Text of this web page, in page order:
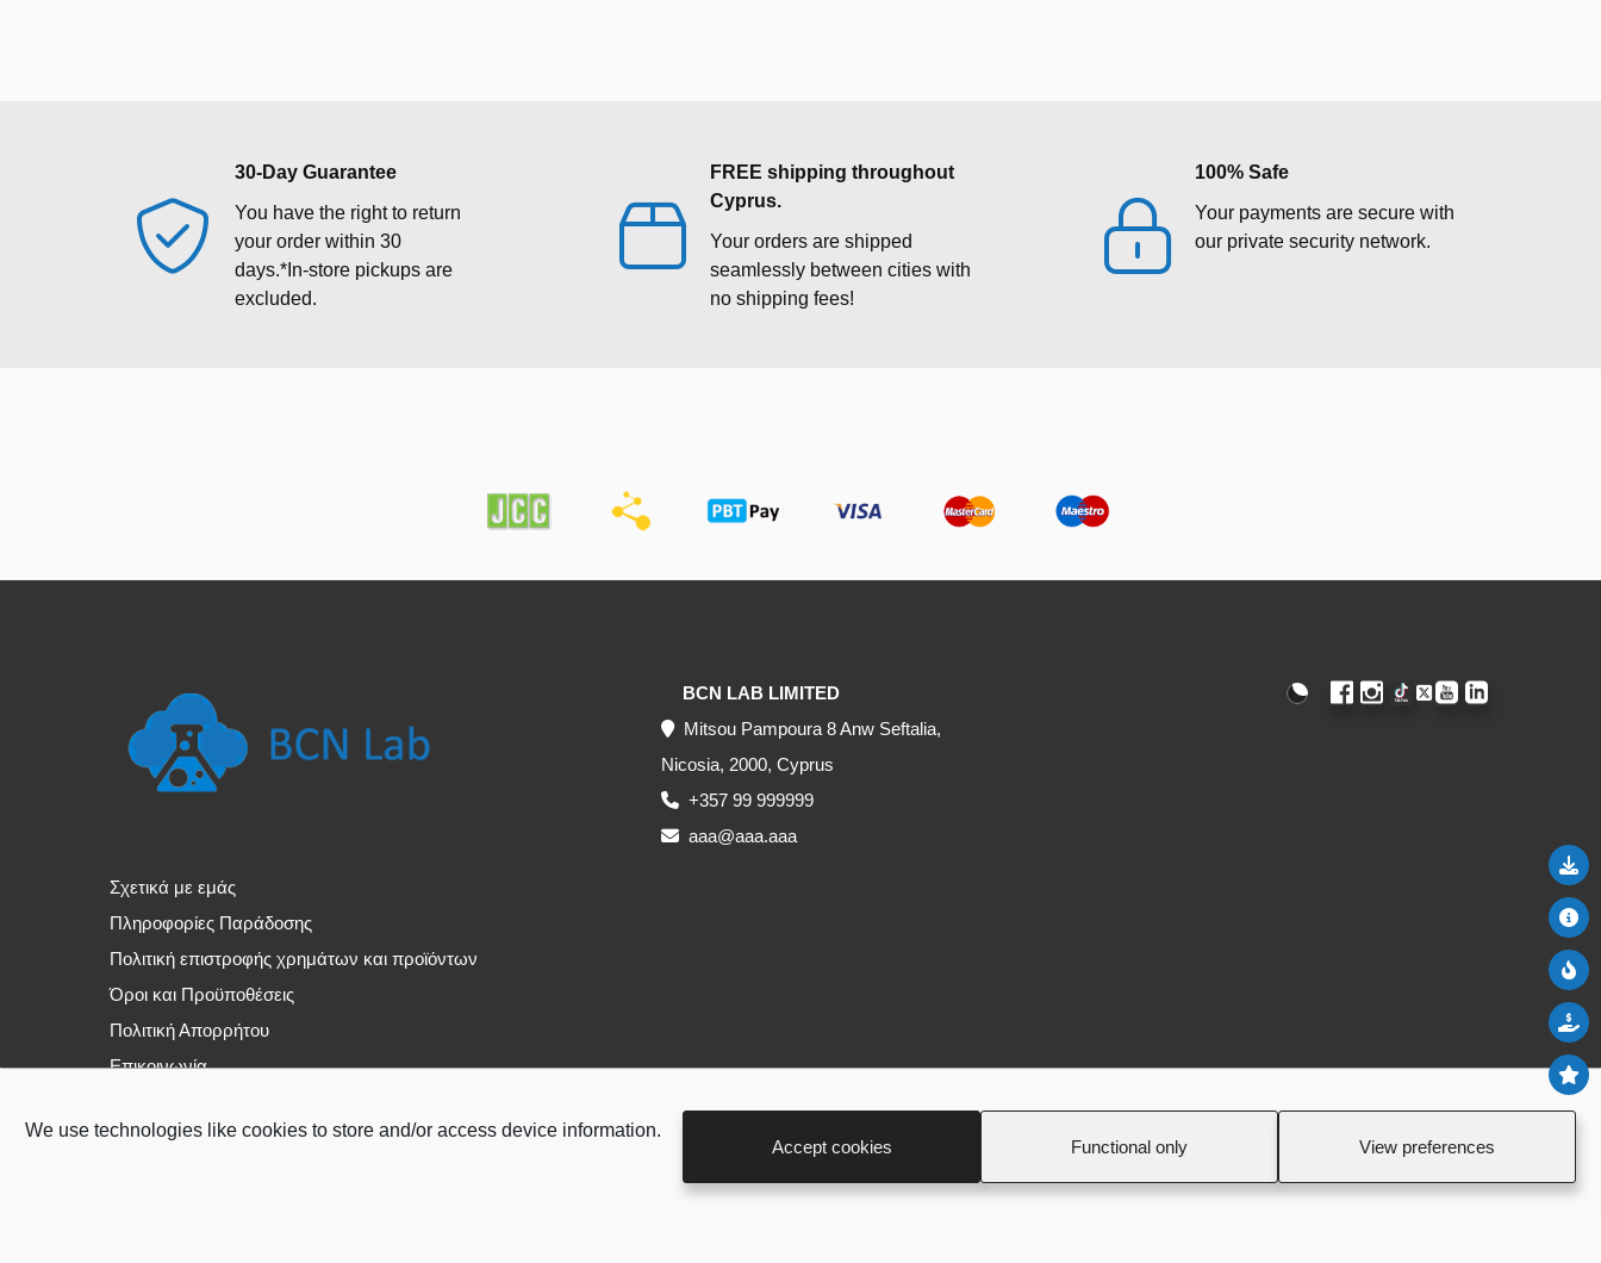
We use technologies like cookies to store and/or access device information.
Accept cookies Functional only View preferences
30-Day Guarantee
You have the right to return
your order within 30
days.*In‑store pickups are
excluded.
FREE shipping throughout
Cyprus.
Your orders are shipped
seamlessly between cities with
no shipping fees!
100% Safe
Your payments are secure with
our private security network.
Σχετικά με εμάς
Πληροφορίες Παράδοσης
Πολιτική επιστροφής χρημάτων και προϊόντων
Όροι και Προϋποθέσεις
Πολιτική Απορρήτου
Επικοινωνία
BCN LAB LIMITED
Mitsou Pampoura 8 Anw Seftalia,
Nicosia, 2000, Cyprus
+357 99 999999
aaa@aaa.aaa
Επικοινωνία
Top